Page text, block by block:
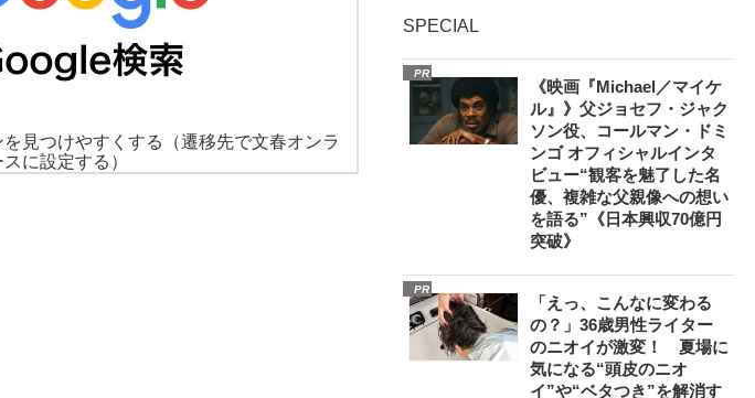
見つけやすくする
（遷移先で文春オンラ
に設定する）
SPECIAL
PR
《映画『Michael／マイケ
ル』》父ジョセフ・ジャク
ソン役、コールマン・ドミ
ンゴ オフィシャルインタ
ビュー“観客を魅了した名
優、複雑な父親像への想い
を語る”《日本興収70億円
突破》
PR
「えっ、こんなに変わる
の？」36歳男性ライター
のニオイが激変！ 夏場に
気になる“頭皮のニオ
イ”や“ベタつき”を解消す